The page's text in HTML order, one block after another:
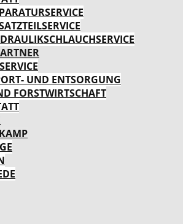
UND ENTSORGUNG
FORSTWIRTSCHAFT